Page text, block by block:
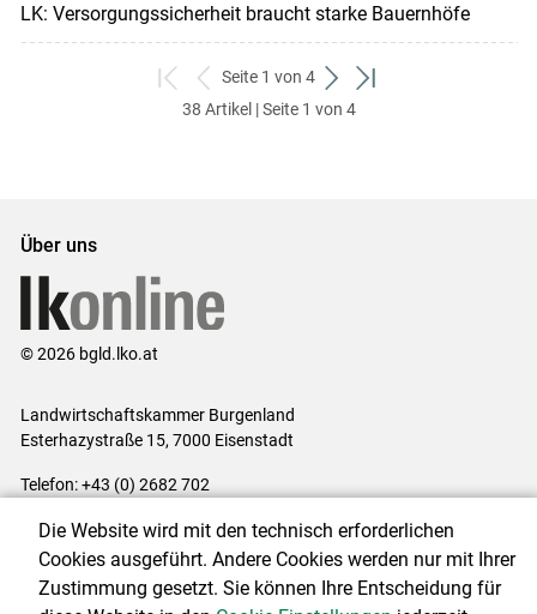
LK: Versorgungssicherheit braucht starke Bauernhöfe
zum
ersten
zurück
zum
Seite 1 von 4
weiter
zum
zum
38 Artikel | Seite 1 von 4
Über uns
© 2026 bgld.lko.at
Landwirtschaftskammer Burgenland
Esterhazystraße 15, 7000 Eisenstadt
Telefon: +43 (0) 2682 702
Impressum|Kontakt|Datenschutzerklärung|Barrierefreiheit|
Cookie-Einstellungen
Die Website wird mit den technisch erforderlichen
Cookies ausgeführt. Andere Cookies werden nur mit Ihrer
Zustimmung gesetzt. Sie können Ihre Entscheidung für